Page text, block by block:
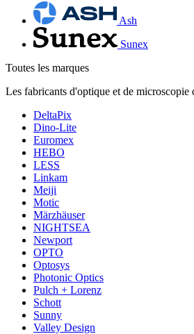
Ash
Sunex
Toutes les marques
Les fabricants d'optique et de microscopie
DeltaPix
Dino-Lite
Euromex
HEBO
LESS
Linkam
Meiji
Motic
Märzhäuser
NIGHTSEA
Newport
OPTO
Optosys
Photonic Optics
Pulch + Lorenz
Schott
Sunny
Valley Design